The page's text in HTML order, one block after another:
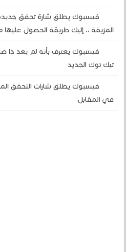
فيسبوك يطلق شارة تحقق
المزيفة .. إليك طريقة الحصول عليها
فيسبوك يعترف بأنه لم يعد ذا
تيك توك الجديد
فيسبوك يطلق شارات التحقق
في المقابل